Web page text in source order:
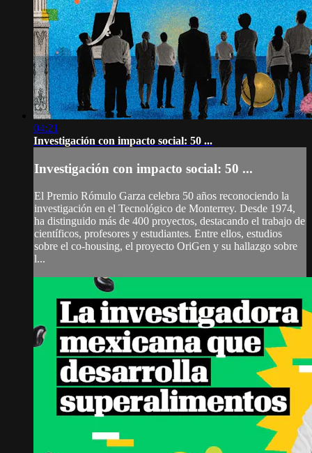
04:21
Investigación con impacto social: 50 ...
Investigación con impacto social: 50 ...
El Premio Rómulo Garza celebra 50 años reconociendo la
investigación en el Tecnológico de Monterrey. Desde 1974,
ha distinguido más de 400 proyectos, destacando el trabajo de
científicos, profesores y estudiantes. Entre ellos, estudios
sobre el co-housing, el proyecto OriGen y su hallazgo sobre
l...